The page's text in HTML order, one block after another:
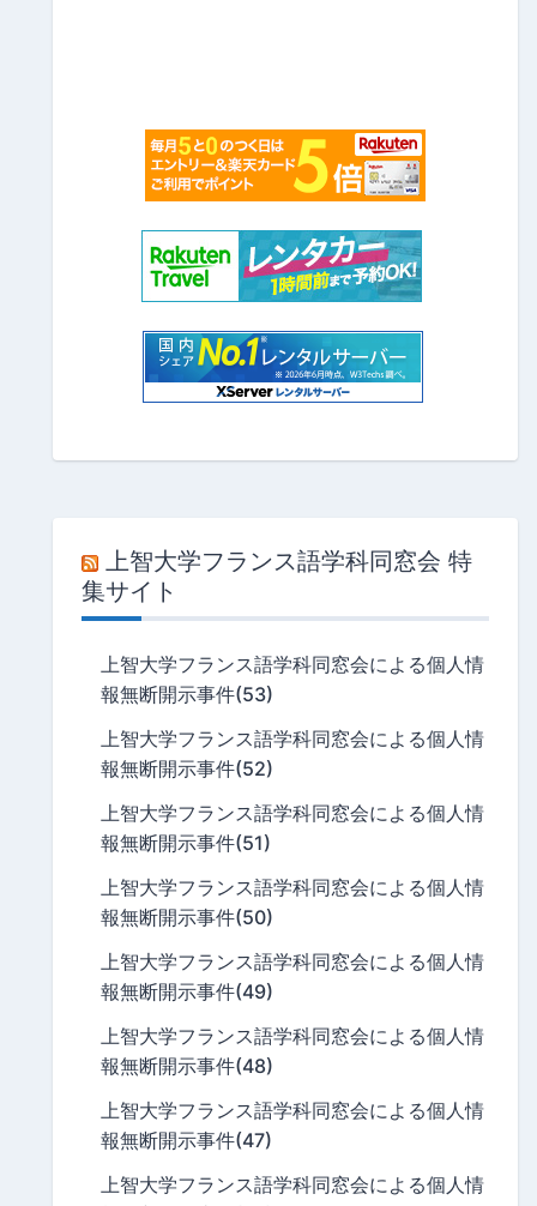
上智大学フランス語学科同窓会 特
集サイト
上智大学フランス語学科同窓会による個人情
報無断開示事件(53)
上智大学フランス語学科同窓会による個人情
報無断開示事件(52)
上智大学フランス語学科同窓会による個人情
報無断開示事件(51)
上智大学フランス語学科同窓会による個人情
報無断開示事件(50)
上智大学フランス語学科同窓会による個人情
報無断開示事件(49)
上智大学フランス語学科同窓会による個人情
報無断開示事件(48)
上智大学フランス語学科同窓会による個人情
報無断開示事件(47)
上智大学フランス語学科同窓会による個人情